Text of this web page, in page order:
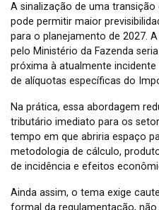
A sinalização de uma transição
pode permitir maior
para o planejamento de 2027.
pelo Ministério da Fazenda
próxima à atualmente
de alíquotas específicas do
Na prática, essa abordagem
tributário imediato para os
tempo em que abriria espaço
metodologia de cálculo,
de incidência e efeitos
Ainda assim, o tema exige
formal da regulamentação,